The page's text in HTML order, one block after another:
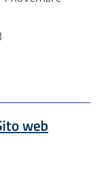
webfinestra